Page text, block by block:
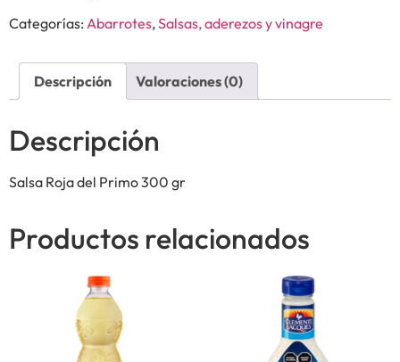
Categorías: Abarrotes,Salsas, aderezos y vinagre
Descripción Valoraciones (0)
Descripción
Salsa Roja del Primo 300 gr
Productos relacionados